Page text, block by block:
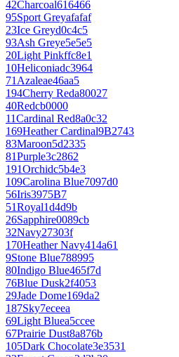
42Charcoal616466
95Sport Greyafafaf
23Ice Greyd0c4c5
93Ash Greye5e5e5
20Light Pinkffc8e1
10Heliconiadc3964
71Azaleae46aa5
194Cherry Reda80027
40Redcb0000
11Cardinal Red8a0c32
169Heather Cardinal9B2743
83Maroon5d2335
81Purple3c2862
191Orchidc5b4e3
109Carolina Blue7097d0
56Iris3975B7
51Royal1d4d9b
26Sapphire0089cb
32Navy27303f
170Heather Navy414a61
9Stone Blue788995
80Indigo Blue465f7d
76Blue Dusk2f4053
29Jade Dome169da2
187Sky7eceea
69Light Bluea5ccee
67Prairie Dust8a876b
105Dark Chocolate3e3531